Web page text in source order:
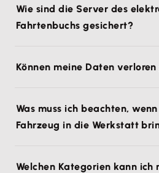
Wie sind die Server des
Fahrtenbuchs gesichert?
Können meine Daten
Was muss ich beachten,
Fahrzeug in die Werkstatt
Welchen Kategorien kann ich